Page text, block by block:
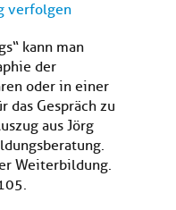
verfolgen
kann man
der
oder in einer
das Gespräch zu
aus Jörg
Weiterbildung.